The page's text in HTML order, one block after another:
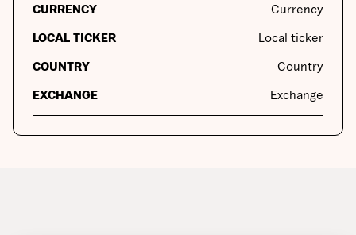
CURRENCY
Currency
LOCAL TICKER
Local ticker
COUNTRY
Country
EXCHANGE
Exchange